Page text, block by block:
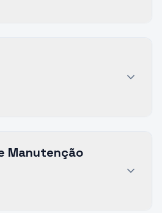
Manutenção